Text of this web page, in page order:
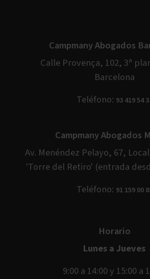
Campmany Abogados
Calle Provença, 102, 3ª
Barcelona
Teléfono: 93 419 54
Campmany Abogados
Av. Menéndez Pelayo, 67,
'Torre del Retiro' (entrada
Teléfono: 91 159 00
Horario
Lunes a Jueves
9:00 a 14:00 y 15:00 a